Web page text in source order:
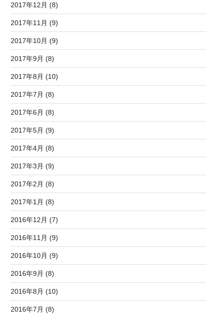
2017年12月 (8)
2017年11月 (9)
2017年10月 (9)
2017年9月 (8)
2017年8月 (10)
2017年7月 (8)
2017年6月 (8)
2017年5月 (9)
2017年4月 (8)
2017年3月 (9)
2017年2月 (8)
2017年1月 (8)
2016年12月 (7)
2016年11月 (9)
2016年10月 (9)
2016年9月 (8)
2016年8月 (10)
2016年7月 (8)